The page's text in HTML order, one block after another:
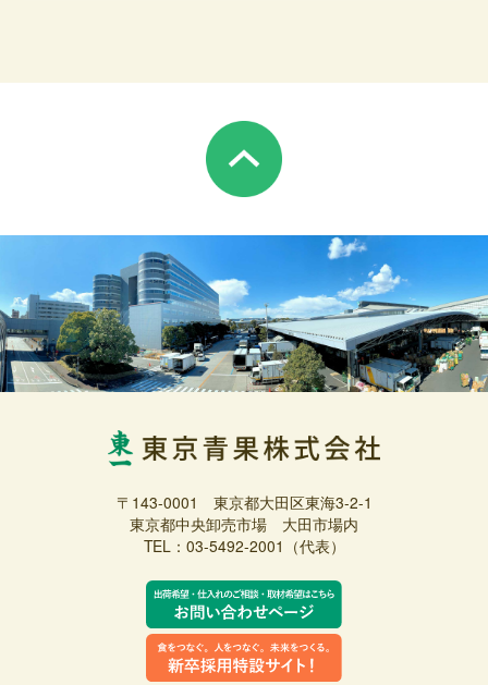
〒143-0001 東京都大田区東海3-2-1
東京都中央卸売市場 大田市場内
TEL：03-5492-2001（代表）